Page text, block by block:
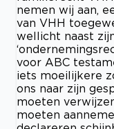
nemen wij aan,
van VHH
wellicht naast
voor ABC
iets moeilijkere
ons naar zijn
moeten
moeten